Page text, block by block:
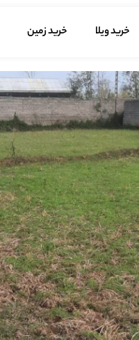
خرید ویلا خرید زمین